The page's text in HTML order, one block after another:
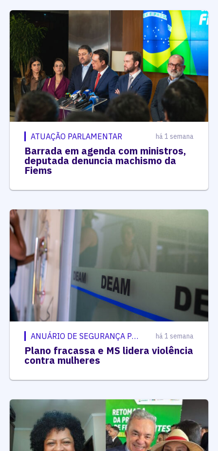
ATUAÇÃO PARLAMENTAR há 1 semana
Barrada em agenda com ministros,
deputada denuncia machismo da
Fiems
ANUÁRIO DE SEGURANÇA PÚBLICA há 1 semana
Plano fracassa e MS lidera violência
contra mulheres